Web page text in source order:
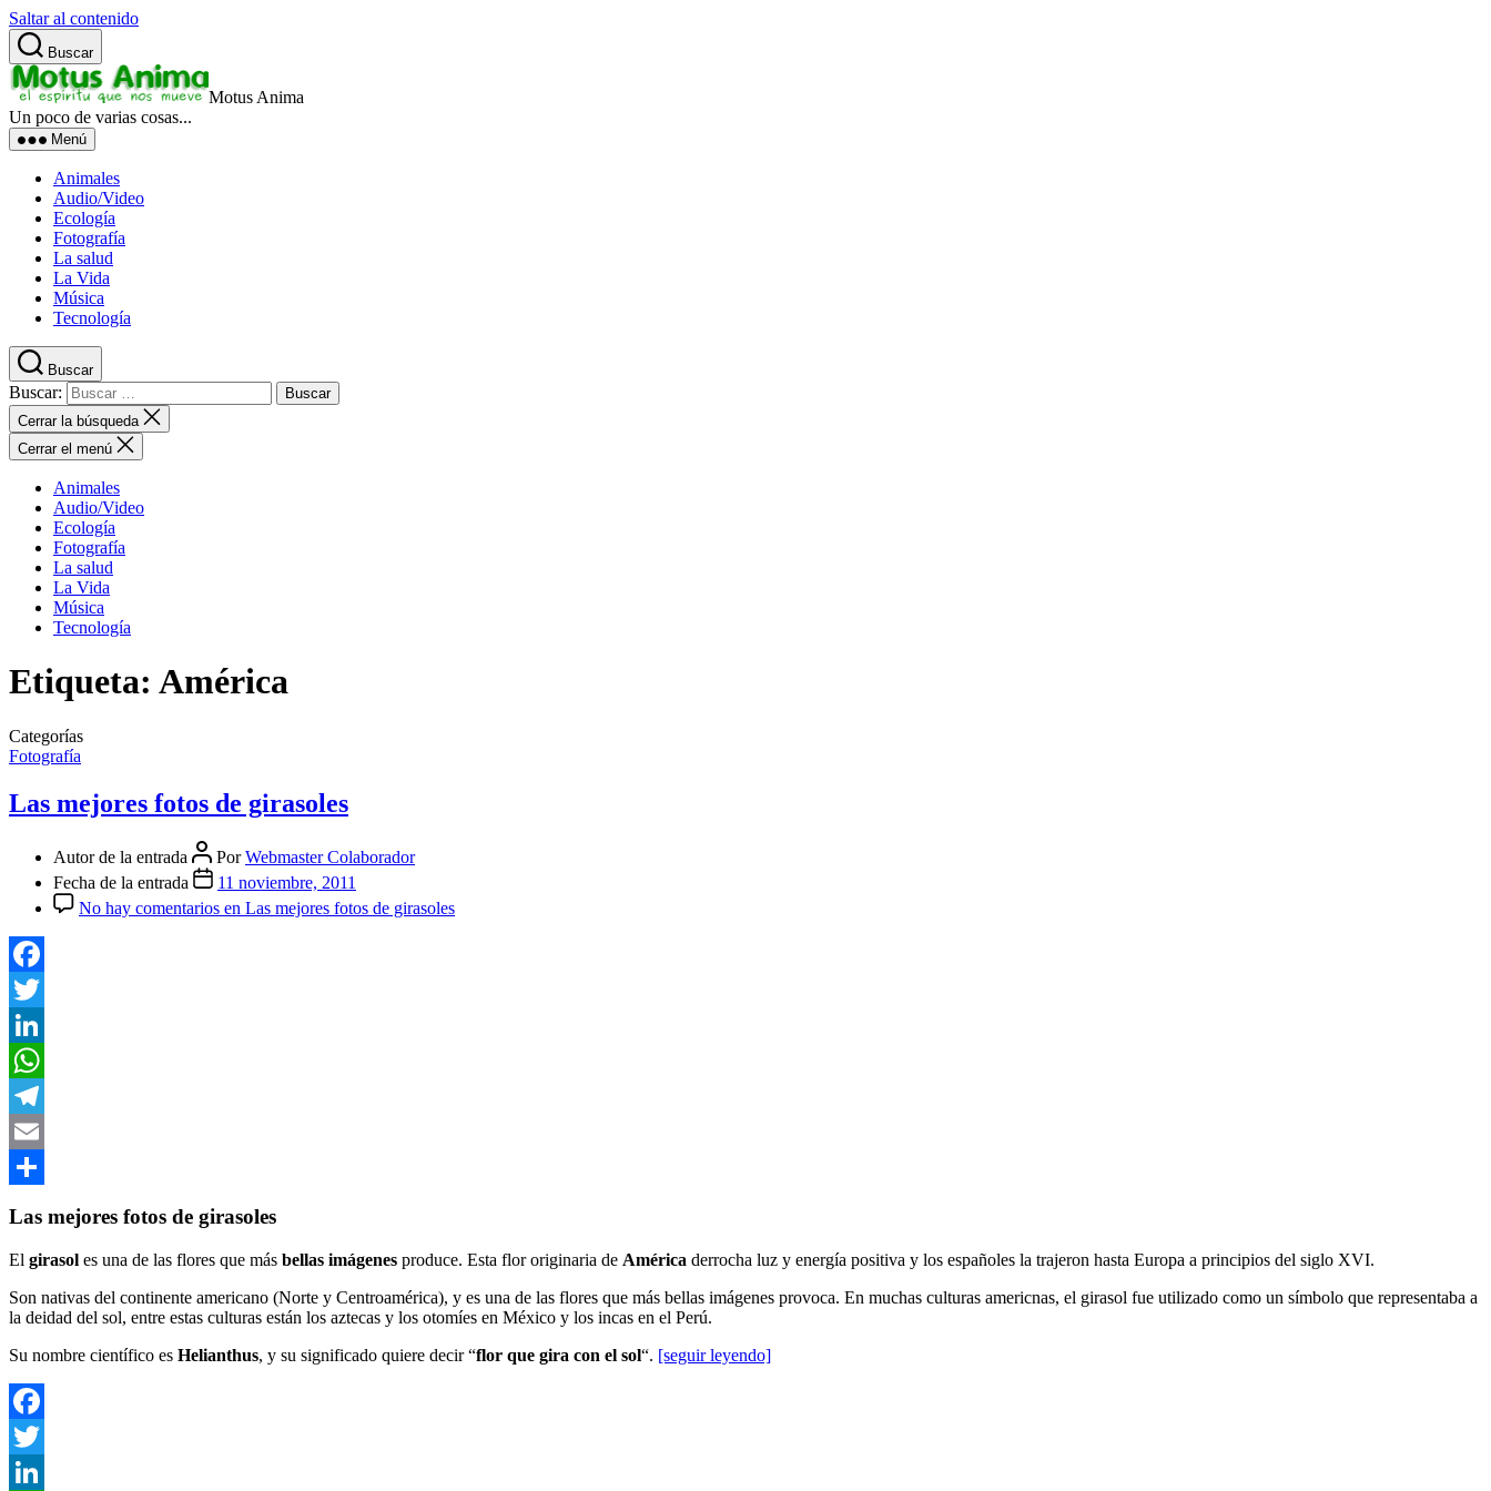
Saltar al contenido
Buscar
Motus Anima
Un poco de varias cosas...
Menú
Animales
Audio/Video
Ecología
Fotografía
La salud
La Vida
Música
Tecnología
Buscar
Buscar:
Cerrar la búsqueda
Cerrar el menú
Animales
Audio/Video
Ecología
Fotografía
La salud
La Vida
Música
Tecnología
Etiqueta: América
Categorías
Fotografía
Las mejores fotos de girasoles
Autor de la entrada PorWebmaster Colaborador
Fecha de la entrada
11 noviembre, 2011
No hay comentarios en Las mejores fotos de girasoles
Facebook
Twitter
LinkedIn
WhatsApp
Telegram
Email
Las mejores fotos de girasoles
El girasol es una de las flores que más bellas imágenes produce. Esta flor originaria de América derrocha luz y energía positiva y los españoles la trajeron hasta Europa a principios del siglo XVI.
Son nativas del continente americano (Norte y Centroamérica), y es una de las flores que más bellas imágenes provoca. En muchas culturas americnas, el girasol fue utilizado como un símbolo que representaba a
la deidad del sol, entre estas culturas están los aztecas y los otomíes en México y los incas en el Perú.
Su nombre científico es Helianthus, y su significado quiere decir “flor que gira con el sol“. [seguir leyendo]
Facebook
Twitter